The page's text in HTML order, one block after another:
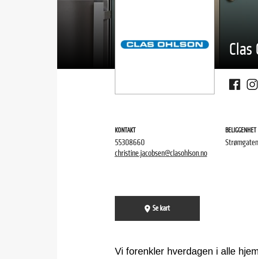
Clas
KONTAKT
55308660
christine.jacobsen@clasohlson.no
BELIGGENHET
Se kart
Vi forenkler hverdagen i alle